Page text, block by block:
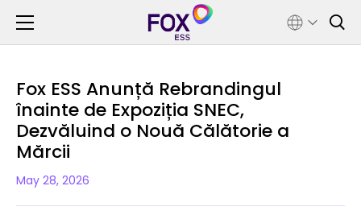
Fox ESS Anunță Rebrandingul
înainte de Expoziția SNEC,
Dezvăluind o Nouă Călătorie a
Mărcii
May 28, 2026